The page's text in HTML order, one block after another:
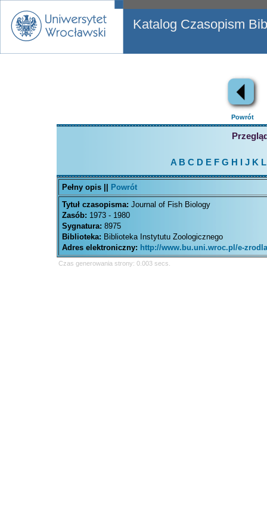
Katalog Czasopism
Powrót
A B C D EFG H J K L
Pełny opis ||
Powrót
Tytuł czasopisma: Journal of Fish Biology
Zasób: 1973 - 1980
Sygnatura: 8975
Biblioteka: Biblioteka Instytutu Zoologicznego
Adres elektroniczny: http://www.bu.uni.wroc.pl/e-
Czas generowania strony: 0.003 secs.